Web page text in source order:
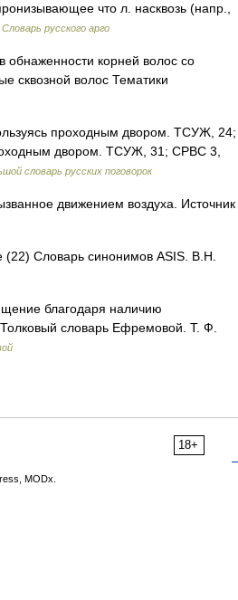
что л. насквозь (напр.,
Словарь русского арго
корней волос со
сквозной волос Тематики
проходным двором. ТСУЖ, 24;
двором. ТСУЖ, 31; СРВС 3,
словарь русских поговорок
движением воздуха. Источник
Словарь синонимов ASIS. В.Н.
благодаря наличию
словарь Ефремовой. Т. Ф.
18+
MODx.